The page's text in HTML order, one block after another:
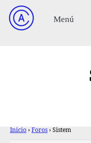
Inicio › Foros › Sistem